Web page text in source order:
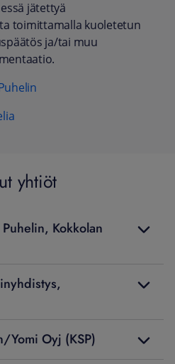
jätettyä
toimittamalla kuoletetun
ja/tai muu
yhtiöt
Kokkolan
Yomi Oyj (KSP)